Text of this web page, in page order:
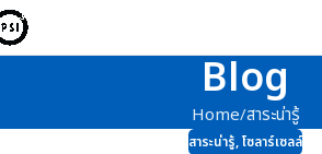
Blog
Home สาระน่ารู้
สาระน่ารู้,โซลาร์เซลล์